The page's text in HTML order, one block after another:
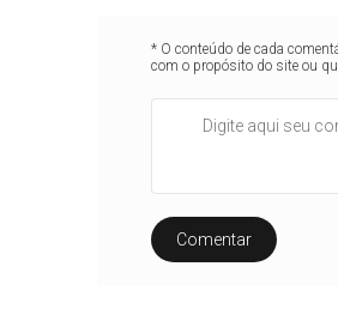
* O conteúdo de cada
com o propósito do site ou
Comentar